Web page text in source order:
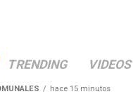
TRENDING VIDEOS
hace 15 minutos